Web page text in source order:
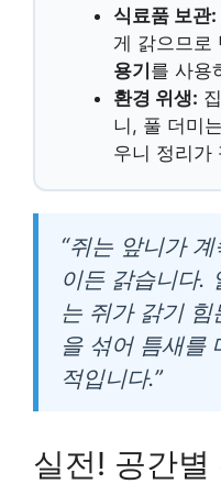
식료품 보관:
게 갉으므로
용기를 사용
환경 위생:
니, 풀 더미
우니 정리가
“쥐는 앞니가
이든 갉습니다.
는 쥐가 갉기 힘
을 섞어 틈새를
적입니다.”
실전! 공간별